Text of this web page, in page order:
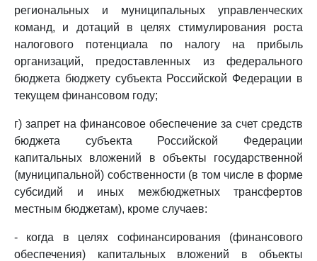
региональных и муниципальных управленческих
команд, и дотаций в целях стимулирования роста
налогового потенциала по налогу на прибыль
организаций, предоставленных из федерального
бюджета бюджету субъекта Российской Федерации в
текущем финансовом году;
г) запрет на финансовое обеспечение за счет средств
бюджета субъекта Российской Федерации
капитальных вложений в объекты государственной
(муниципальной) собственности (в том числе в форме
субсидий и иных межбюджетных трансфертов
местным бюджетам), кроме случаев:
- когда в целях софинансирования (финансового
обеспечения) капитальных вложений в объекты